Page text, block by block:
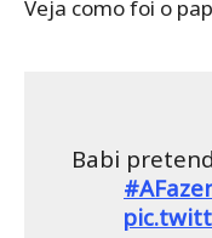
Veja como foi o
Babi